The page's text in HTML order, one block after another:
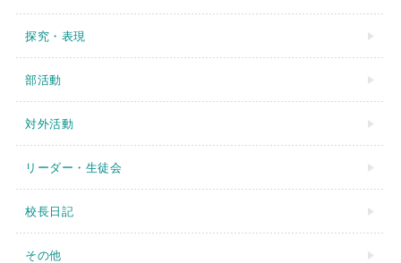
探究・表現
部活動
対外活動
リーダー・生徒会
校長日記
その他